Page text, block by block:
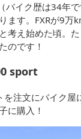
バイク歴は34年
ます。FXRが9万
考え始めた頃。
のです！
sport
を注文にバイク屋
に購入！